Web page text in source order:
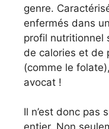
genre.
enfermés dans
profil nutritionnel
de calories et de
(comme le
avocat !
Il n’est donc pas
entier. Non